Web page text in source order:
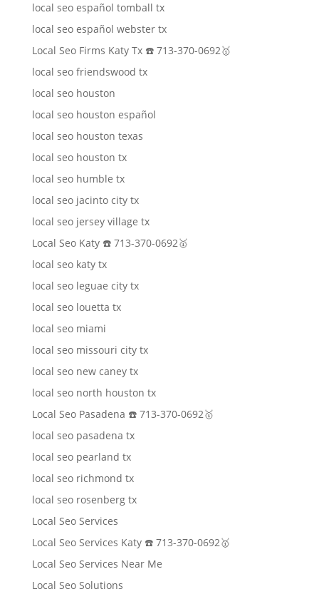
local seo español tomball tx
local seo español webster tx
Local Seo Firms Katy Tx ☎️ 713-370-0692🥇
local seo friendswood tx
local seo houston
local seo houston español
local seo houston texas
local seo houston tx
local seo humble tx
local seo jacinto city tx
local seo jersey village tx
Local Seo Katy ☎️ 713-370-0692🥇
local seo katy tx
local seo leguae city tx
local seo louetta tx
local seo miami
local seo missouri city tx
local seo new caney tx
local seo north houston tx
Local Seo Pasadena ☎️ 713-370-0692🥇
local seo pasadena tx
local seo pearland tx
local seo richmond tx
local seo rosenberg tx
Local Seo Services
Local Seo Services Katy ☎️ 713-370-0692🥇
Local Seo Services Near Me
Local Seo Solutions